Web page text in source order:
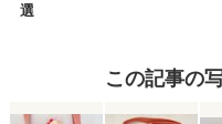
この記事の